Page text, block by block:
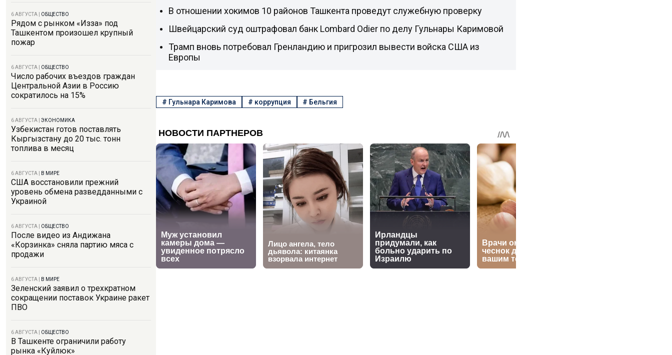
6 АВГУСТА ОБЩЕСТВО
Рядом с рынком «Изза» под
Ташкентом произошел крупный
пожар
6 АВГУСТА ОБЩЕСТВО
Число рабочих въездов граждан
Центральной Азии в Россию
сократилось на 15%
6 АВГУСТА ЭКОНОМИКА
Узбекистан готов поставлять
Кыргызстану до 20 тыс. тонн
топлива в месяц
6 АВГУСТА В МИРЕ
США восстановили прежний
уровень обмена разведданными с
Украиной
6 АВГУСТА ОБЩЕСТВО
После видео из Андижана
«Корзинка» сняла партию мяса с
продажи
6 АВГУСТА В МИРЕ
Зеленский заявил о трехкратном
сокращении поставок Украине ракет
ПВО
6 АВГУСТА ОБЩЕСТВО
В Ташкенте ограничили работу
рынка «Куйлюк»
В отношении хокимов 10 районов Ташкента проведут служебную проверку
Швейцарский суд оштрафовал банк Lombard Odier по делу Гульнары Каримовой
Трамп вновь потребовал Гренландию и пригрозил вывести войска США из
Европы
# Гульнара Каримова # коррупция # Бельгия